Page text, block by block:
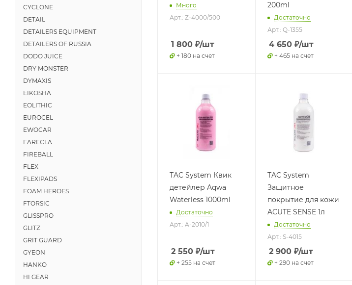
Много
Арт.: Z-4000/500
1 800 ₽/шт
+ 180 на счет
200ml
Достаточно
Арт.: Q-1355
4 650₽/шт
+ 465 на счет
TAC System Квик
детейлер Aqwa
Waterless 1000ml
Достаточно
Арт.: A-2010/1
2 550 ₽/шт
+ 255 на счет
TAC System
Защитное
покрытие для кожи
ACUTE SENSE 1л
Достаточно
Арт.: S-4015
2 900₽/шт
+ 290 на счет
CYCLONE
DETAIL
DETAILERS EQUIPMENT
DETAILERS OF RUSSIA
DODO JUICE
DRY MONSTER
DYMAXIS
EIKOSHA
EOLITHIC
EUROCEL
EWOCAR
FARECLA
FIREBALL
FLEX
FLEXIPADS
FOAM HEROES
FTORSIC
GLISSPRO
GLITZ
GRIT GUARD
GYEON
HANKO
HI GEAR